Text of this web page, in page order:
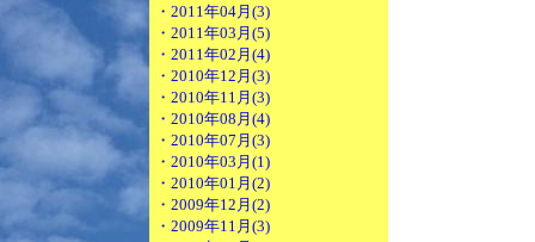
・2011年04月(3)
・2011年03月(5)
・2011年02月(4)
・2010年12月(3)
・2010年11月(3)
・2010年08月(4)
・2010年07月(3)
・2010年03月(1)
・2010年01月(2)
・2009年12月(2)
・2009年11月(3)